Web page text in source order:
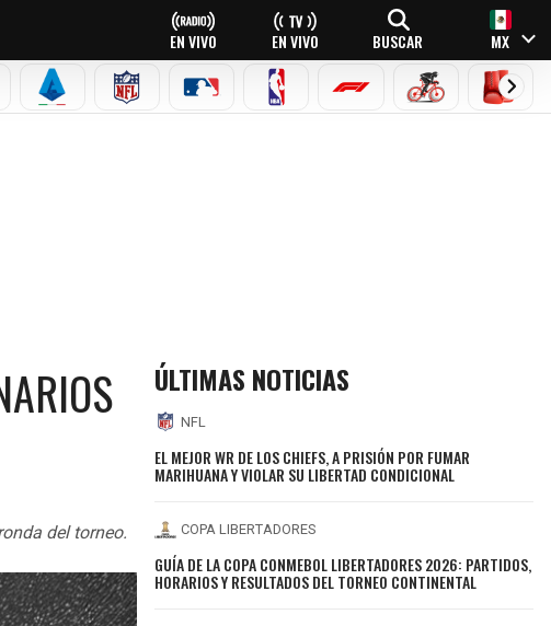
EN VIVO EN VIVO BUSCAR MX
LEAGUE
SERIE A NFL MLB NBA FÓRMULA 1CICLISMOBOXEO
del torneo.
ÚLTIMAS NOTICIAS
NFL
EL MEJOR WR DE LOS CHIEFS, A PRISIÓN POR FUMAR
MARIHUANA Y VIOLAR SU LIBERTAD CONDICIONAL
COPA LIBERTADORES
GUÍA DE LA COPA CONMEBOL LIBERTADORES 2026: PARTIDOS,
HORARIOS Y RESULTADOS DEL TORNEO CONTINENTAL